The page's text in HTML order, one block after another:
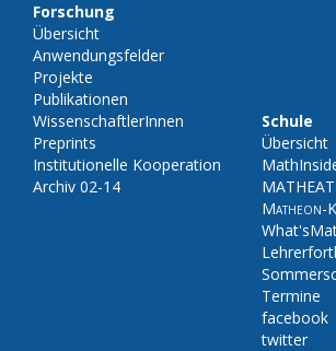
Forschung
Übersicht
Anwendungsfelder
Projekte
Publikationen
WissenschaftlerInnen
Preprints
Institutionelle Kooperation
Archiv 02-14
Schule
Übersicht
Matheon-
Termine
facebook
twitter